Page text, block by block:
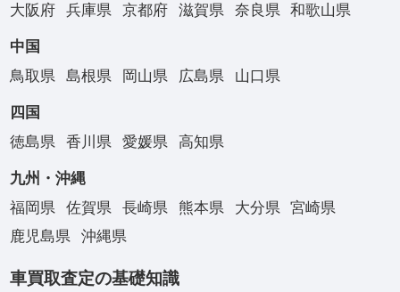
大阪府
兵庫県 京都府 滋賀県 奈良県 和歌山県
中国
鳥取県
島根県 岡山県 広島県 山口県
四国
徳島県
香川県 愛媛県 高知県
九州・沖縄
福岡県
佐賀県 長崎県 熊本県 大分県
宮崎県
鹿児島県
沖縄県
車買取査定の基礎知識